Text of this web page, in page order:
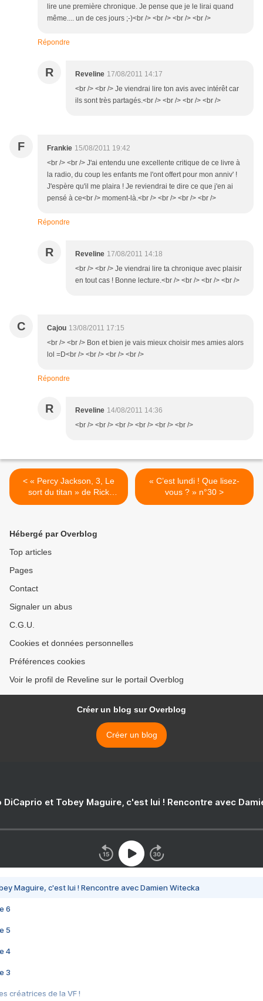
lire une première chronique. Je pense que je le lirai quand
même.... un de ces jours ;-)<br /> <br /> <br /> <br />
Répondre
R Reveline 17/08/2011 14:17
<br /> <br /> Je viendrai lire ton avis avec intérêt car
ils sont très partagés.<br /> <br /> <br /> <br />
F Frankie 15/08/2011 19:42
<br /> <br /> J'ai entendu une excellente critique de ce livre à
la radio, du coup les enfants me l'ont offert pour mon anniv' !
J'espère qu'il me plaira ! Je reviendrai te dire ce que j'en ai
pensé à ce<br /> moment-là.<br /> <br /> <br /> <br />
Répondre
R Reveline 17/08/2011 14:18
<br /> <br /> Je viendrai lire ta chronique avec plaisir
en tout cas ! Bonne lecture.<br /> <br /> <br /> <br />
C Cajou 13/08/2011 17:15
<br /> <br /> Bon et bien je vais mieux choisir mes amies alors
lol =D<br /> <br /> <br /> <br />
Répondre
R Reveline 14/08/2011 14:36
<br /> <br /> <br /> <br /> <br /> <br />
< « Percy Jackson, 3, Le
sort du titan » de Rick
Riordan
« C’est lundi ! Que lisez-
vous ? » n°30 >
Hébergé par Overblog
Top articles
Pages
Contact
Signaler un abus
C.G.U.
Cookies et données personnelles
Préférences cookies
Voir le profil de Reveline sur le portail Overblog
Créer un blog sur Overblog
Créer un blog
DiCaprio et Tobey Maguire, c'est lui ! Rencontre avec
Maguire, c'est lui ! Rencontre avec Damien Witecka
6
5
4
3
créatrices de la VF !